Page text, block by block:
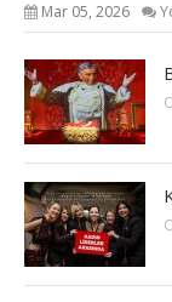
Mar 05, 2026